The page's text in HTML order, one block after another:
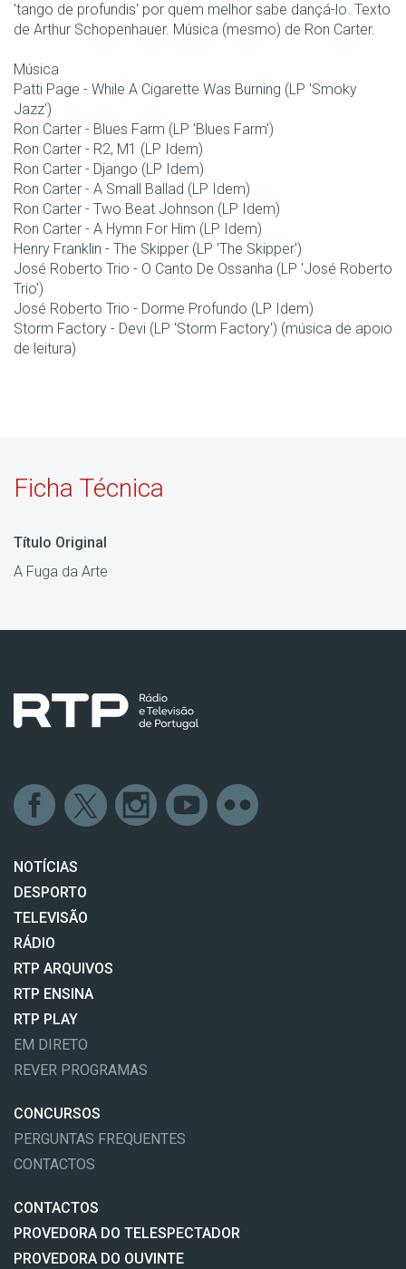
'tango de profundis' por quem melhor sabe dançá-lo. Texto
de Arthur Schopenhauer. Música (mesmo) de Ron Carter.
Música
Patti Page - While A Cigarette Was Burning (LP 'Smoky
Jazz')
Ron Carter - Blues Farm (LP 'Blues Farm')
Ron Carter - R2, M1 (LP Idem)
Ron Carter - Django (LP Idem)
Ron Carter - A Small Ballad (LP Idem)
Ron Carter - Two Beat Johnson (LP Idem)
Ron Carter - A Hymn For Him (LP Idem)
Henry Franklin - The Skipper (LP 'The Skipper')
José Roberto Trio - O Canto De Ossanha (LP 'José Roberto
Trio')
José Roberto Trio - Dorme Profundo (LP Idem)
Storm Factory - Devi (LP 'Storm Factory') (música de apoio
de leitura)
Ficha Técnica
Título Original
A Fuga da Arte
NOTÍCIAS
DESPORTO
TELEVISÃO
RÁDIO
RTP ARQUIVOS
RTP ENSINA
RTP PLAY
EM DIRETO
REVER PROGRAMAS
CONCURSOS
PERGUNTAS FREQUENTES
CONTACTOS
CONTACTOS
PROVEDORA DO TELESPECTADOR
PROVEDORA DO OUVINTE